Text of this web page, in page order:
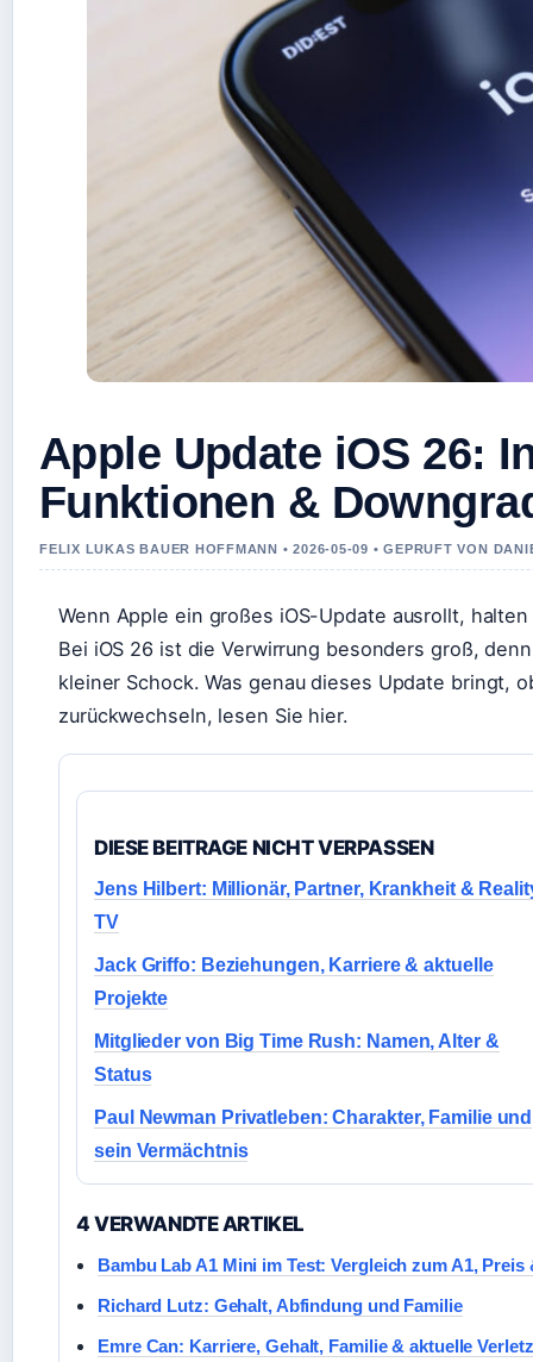
Apple Update iOS 26:
Funktionen &
FELIX LUKAS BAUER HOFFMANN • 2026-05-09 • GEPRUFT VON
Wenn Apple ein großes iOS-Update ausrollt,
Bei iOS 26 ist die Verwirrung besonders groß,
kleiner Schock. Was genau dieses Update bringt,
zurückwechseln, lesen Sie hier.
DIESE BEITRAGE NICHT VERPASSEN
Jens Hilbert: Millionär, Partner, Krankheit &
TV
Jack Griffo: Beziehungen, Karriere & aktuelle
Projekte
Mitglieder von Big Time Rush: Namen, Alter &
Status
Paul Newman Privatleben: Charakter, Familie und
sein Vermächtnis
4 VERWANDTE ARTIKEL
Bambu Lab A1 Mini im Test: Vergleich zum A1, Preis
Richard Lutz: Gehalt, Abfindung und Familie
Emre Can: Karriere, Gehalt, Familie & aktuelle